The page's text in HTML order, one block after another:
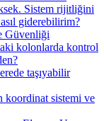
Sistem rijitliğini
giderebilirim?
Güvenliği
kolonlarda kontrol
taşıyabilir
koordinat sistemi ve